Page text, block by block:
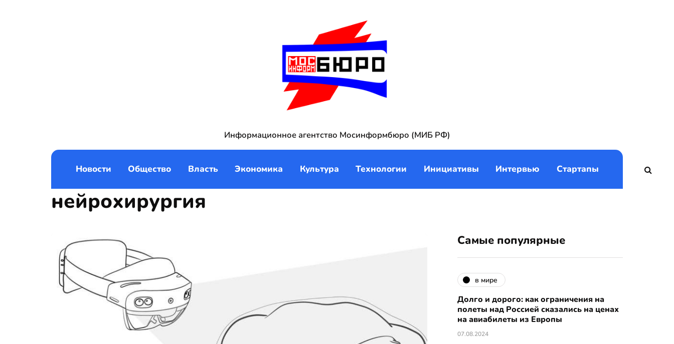
Информационное агентство Мосинформбюро (МИБ РФ)
Новости Общество Власть Экономика Культура Технологии Инициативы Интервью Стартапы
нейрохирургия
Самые популярные
в мире
Долго и дорого: как ограничения на
полеты над Россией сказались на ценах
на авиабилеты из Европы
07.08.2024